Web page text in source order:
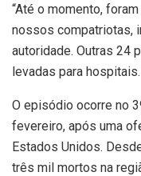
“Até o momento,
nossos compatriotas,
autoridade. Outras 24
levadas para hospitais.
O episódio ocorre no
fevereiro, após uma
Estados Unidos.
três mil mortos na